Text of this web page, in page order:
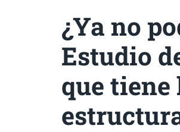
¿Ya no
Estudio
que tiene